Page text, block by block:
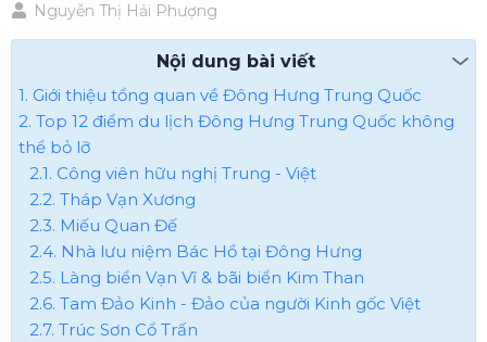
Nguyễn Thị Hải Phượng
Nội dung bài viết
1. Giới thiệu tổng quan về Đông Hưng Trung Quốc
2. Top 12 điểm du lịch Đông Hưng Trung Quốc không
thể bỏ lỡ
2.1. Công viên hữu nghị Trung - Việt
2.2. Tháp Vạn Xương
2.3. Miếu Quan Đế
2.4. Nhà lưu niệm Bác Hồ tại Đông Hưng
2.5. Làng biển Vạn Vĩ & bãi biển Kim Than
2.6. Tam Đảo Kinh - Đảo của người Kinh gốc Việt
2.7. Trúc Sơn Cổ Trấn